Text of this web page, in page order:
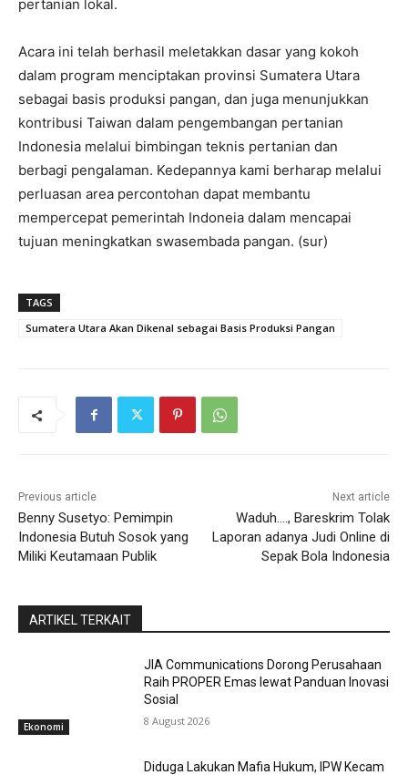
pertanian lokal.
Acara ini telah berhasil meletakkan dasar yang kokoh
dalam program menciptakan provinsi Sumatera Utara
sebagai basis produksi pangan, dan juga menunjukkan
kontribusi Taiwan dalam pengembangan pertanian
Indonesia melalui bimbingan teknis pertanian dan
berbagi pengalaman. Kedepannya kami berharap melalui
perluasan area percontohan dapat membantu
mempercepat pemerintah Indoneia dalam mencapai
tujuan meningkatkan swasembada pangan. (sur)
TAGS
Sumatera Utara Akan Dikenal sebagai Basis Produksi Pangan
Previous article
Benny Susetyo: Pemimpin
Indonesia Butuh Sosok yang
Miliki Keutamaan Publik
Next article
Waduh…., Bareskrim Tolak
Laporan adanya Judi Online di
Sepak Bola Indonesia
ARTIKEL TERKAIT
Ekonomi
JIA Communications Dorong Perusahaan
Raih PROPER Emas lewat Panduan Inovasi
Sosial
8 August 2026
Diduga Lakukan Mafia Hukum, IPW Kecam